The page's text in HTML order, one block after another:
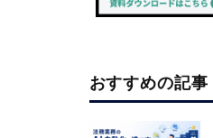
おすすめの記事